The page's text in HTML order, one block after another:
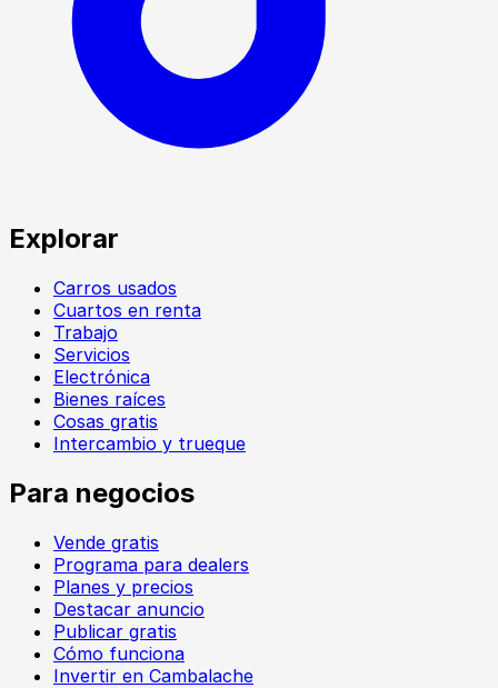
Explorar
Carros usados
Cuartos en renta
Trabajo
Servicios
Electrónica
Bienes raíces
Cosas gratis
Intercambio y trueque
Para negocios
Vende gratis
Programa para dealers
Planes y precios
Destacar anuncio
Publicar gratis
Cómo funciona
Invertir en Cambalache